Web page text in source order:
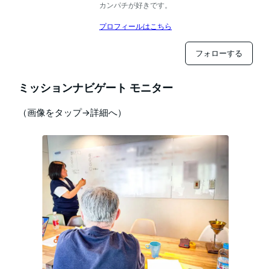
カンパチが好きです。
プロフィールはこちら
フォローする
ミッションナビゲート モニター
（画像をタップ→詳細へ）